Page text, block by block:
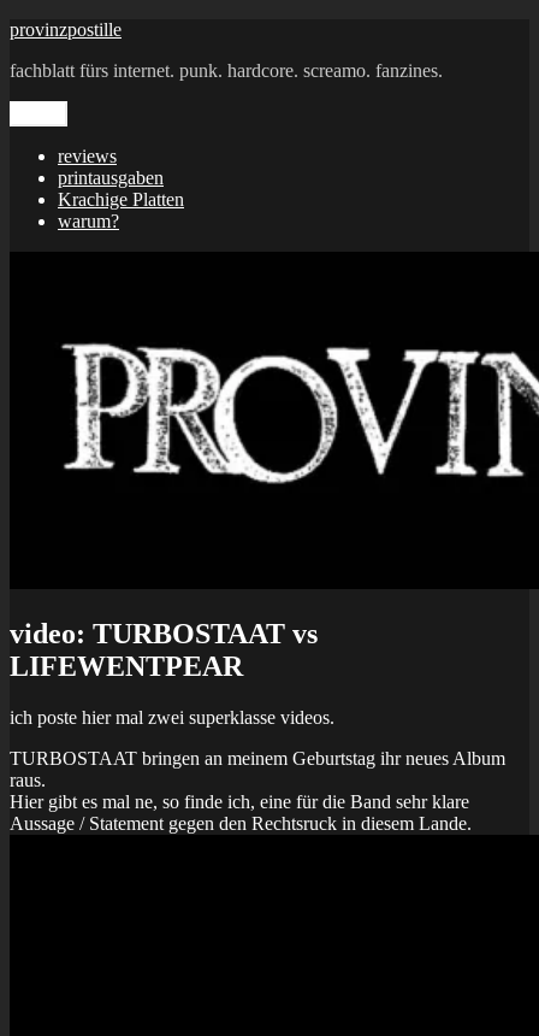
Zum
springen
provinzpostille
fachblatt fürs internet. punk. hardcore. screamo. fanzines.
reviews
printausgaben
Krachige Platten
warum?
video: TURBOSTAAT vs
LIFEWENTPEAR
ich poste hier mal zwei superklasse videos.
TURBOSTAAT bringen an meinem Geburtstag ihr neues Album
raus.
Hier gibt es mal ne, so finde ich, eine für die Band sehr klare
Aussage / Statement gegen den Rechtsruck in diesem Lande.